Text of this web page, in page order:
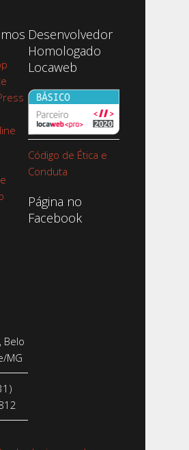
Desenvolvedor
Homologado
Locaweb
Código de Ética e
Conduta
Página no
Facebook
Belo
MG